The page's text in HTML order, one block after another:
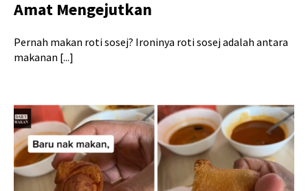
Amat Mengejutkan
Pernah makan roti sosej? Ironinya roti sosej adalah antara
makanan [...]